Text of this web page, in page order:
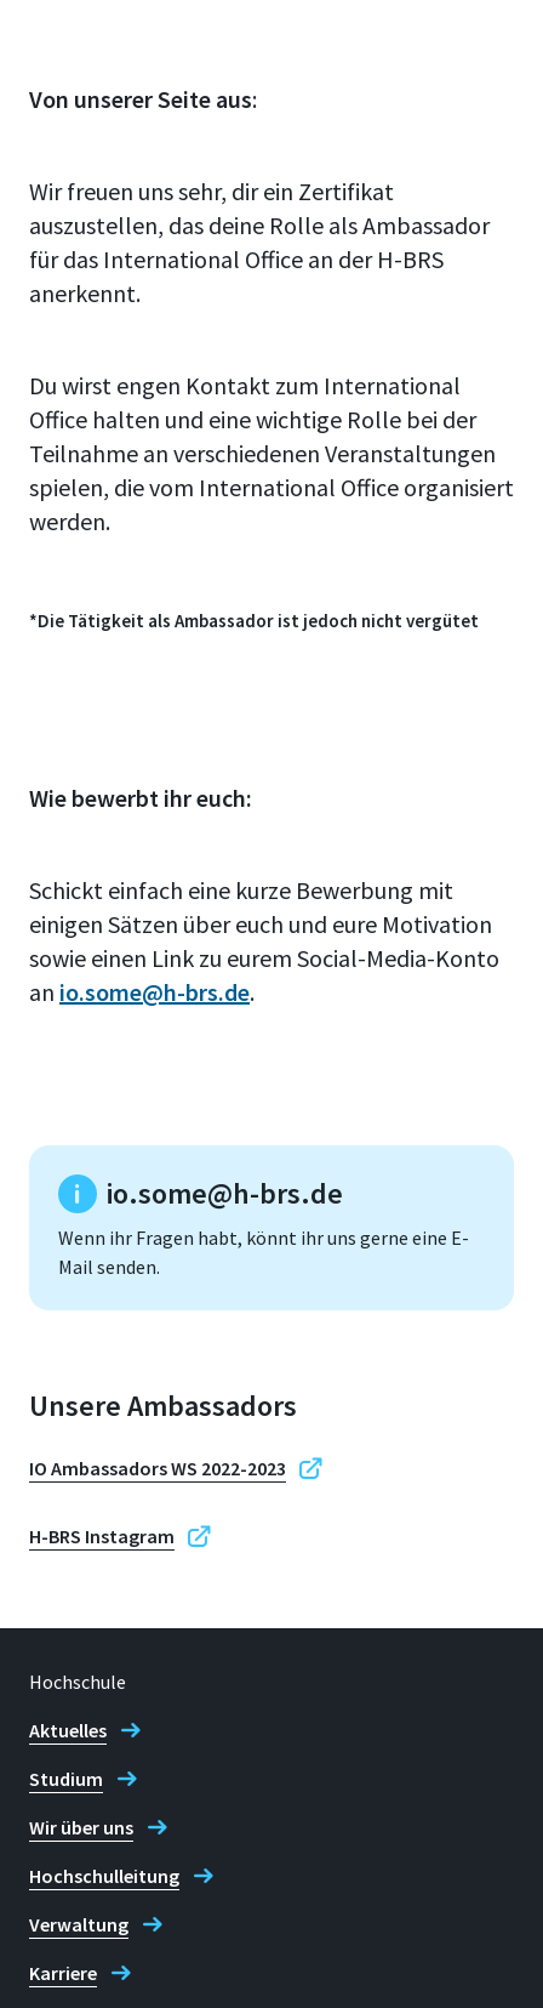
Von unserer Seite aus:
Wir freuen uns sehr, dir ein Zertifikat
auszustellen, das deine Rolle als Ambassador
für das International Office an der H-BRS
anerkennt.
Du wirst engen Kontakt zum International
Office halten und eine wichtige Rolle bei der
Teilnahme an verschiedenen Veranstaltungen
spielen, die vom International Office organisiert
werden.
*Die Tätigkeit als Ambassador ist jedoch nicht vergütet
Wie bewerbt ihr euch:
Schickt einfach eine kurze Bewerbung mit
einigen Sätzen über euch und eure Motivation
sowie einen Link zu eurem Social-Media-Konto
an io.some@h-brs.de.
io.some@h-brs.de
Wenn ihr Fragen habt, könnt ihr uns gerne eine E-
Mail senden.
Unsere Ambassadors
IO Ambassadors WS 2022-2023
H-BRS Instagram
Hochschule
Aktuelles
Studium
Wir über uns
Hochschulleitung
Verwaltung
Karriere